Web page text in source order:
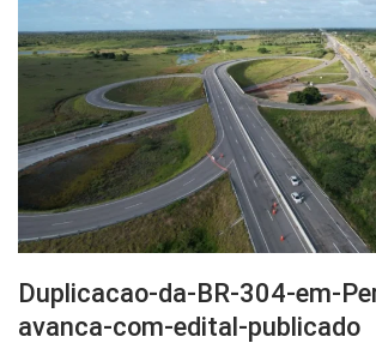
Duplicacao-da-BR-304-em-
avanca-com-edital-publicado